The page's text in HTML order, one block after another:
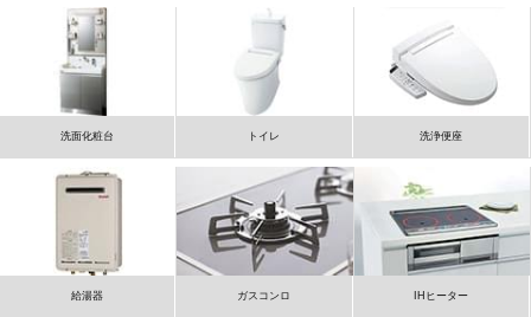
洗面化粧台 トイレ 洗浄便座
給湯器 ガスコンロ IHヒーター